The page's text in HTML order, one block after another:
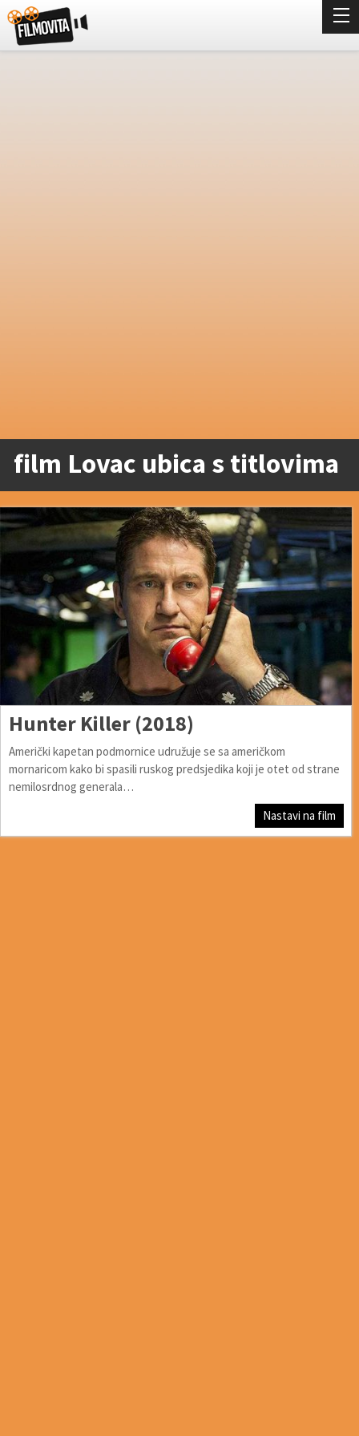
film Lovac ubica s titlovima
Hunter Killer (2018)
Američki kapetan podmornice udružuje se sa američkom
mornaricom kako bi spasili ruskog predsjedika koji je otet od strane
nemilosrdnog generala…
Nastavi na film